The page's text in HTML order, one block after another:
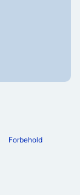
Forbehold